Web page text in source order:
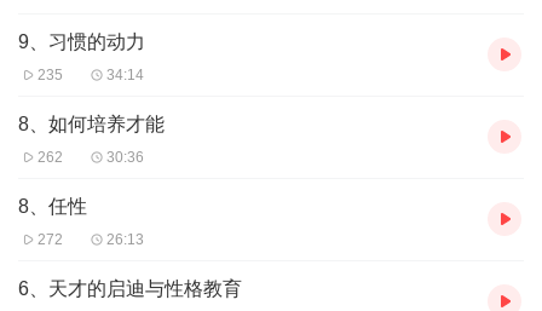
9、习惯的动力
235 34:14
8、如何培养才能
262 30:36
8、任性
272 26:13
6、天才的启迪与性格教育